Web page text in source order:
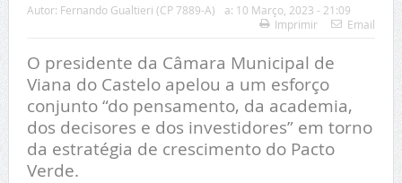
Autor: Fernando Gualtieri (CP 7889-A) a: 10 Março, 2023 - 21:09
Imprimir
Email
O presidente da Câmara Municipal de
Viana do Castelo apelou a um esforço
conjunto “do pensamento, da academia,
dos decisores e dos investidores” em torno
da estratégia de crescimento do Pacto
Verde.